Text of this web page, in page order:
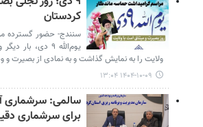
کردستان
سنندج- حضور گسترده
یوم‌الله ۹ دی،
ولایت را به نمایش گذاشت و به نمادی از بصیرت
۱۴۰۴-۱۰-۰۹ ۱۳:۰۴
سالمی: سرشماری
برای سرشماری دقیق‌تر